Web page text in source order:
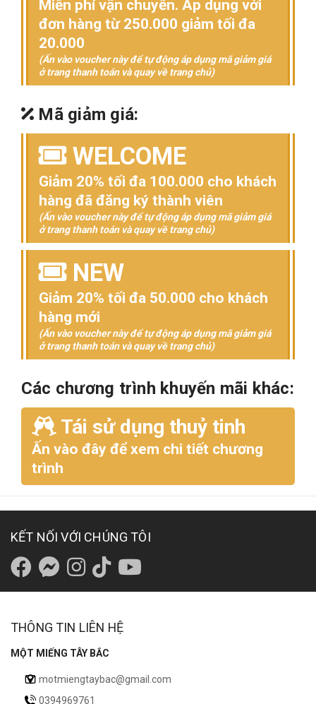
Miễn phí vận chuyển. Áp dụng với
đơn hàng từ 250.000 giảm tối đa
20.000
(Ấn vào voucher này để tự động áp dụng mã giảm giá
ở trang thanh toán và quay về trang chủ)
Mã giảm giá:
WELCOME
Giảm 20% tối đa 100.000 cho khách
hàng đã đăng ký thành viên
(Ấn vào voucher này để tự động áp dụng mã giảm giá
ở trang thanh toán và quay về trang chủ)
NEW
Giảm 20% tối đa 50.000 cho khách
hàng mới
(Ấn vào voucher này để tự động áp dụng mã giảm giá
ở trang thanh toán và quay về trang chủ)
Các chương trình khuyến mãi khác:
Tái sử dụng thuỷ tinh
Ấn vào đây để xem chi tiết chương
trình
KẾT NỐI VỚI CHÚNG TÔI
THÔNG TIN LIÊN HỆ
MỘT MIẾNG TÂY BẮC
motmiengtaybac@gmail.com
0394969761